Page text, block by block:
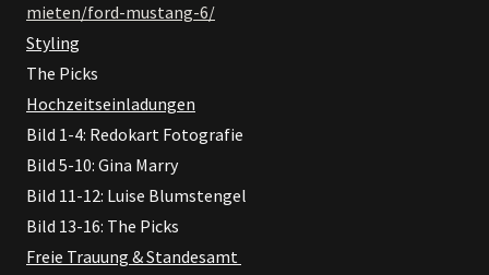
mieten/ford-mustang-6/
Styling
The Picks
Hochzeitseinladungen
Bild 1-4: Redokart Fotografie
Bild 5-10: Gina Marry
Bild 11-12: Luise Blumstengel
Bild 13-16: The Picks
Freie Trauung & Standesamt